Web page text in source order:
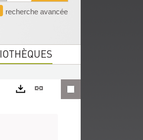
recherche avancée
Lien